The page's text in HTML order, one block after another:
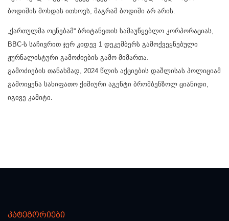
ბოდიშის მოხდას ითხოვს, მაგრამ ბოდიში არ არის.
„ქართულმა ოცნებამ“ ბრიტანეთის სამაუწყებლო კორპორაციას,
BBC-ს საჩივრით ჯერ კიდევ 1 დეკემბერს გამოქვეყნებული
ჟურნალისტური გამოძიების გამო მიმართა.
გამოძიების თანახმად, 2024 წლის აქციების დაშლისას პოლიციამ
გამოიყენა სახიფათო ქიმიური აგენტი ბრომბენზოლ ციანიდი,
იგივე კამიტი.
კატეგორიები